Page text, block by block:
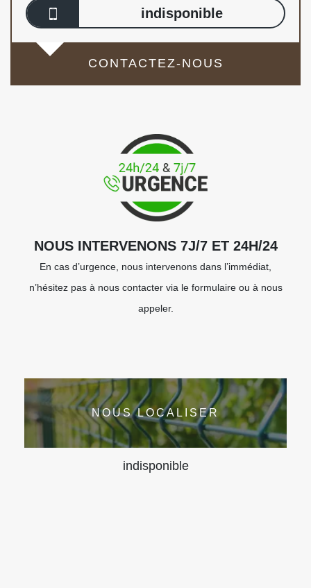
indisponible
CONTACTEZ-NOUS
NOUS INTERVENONS 7J/7 ET 24H/24
En cas d’urgence, nous intervenons dans l’immédiat,
n’hésitez pas à nous contacter via le formulaire ou à nous
appeler.
NOUS LOCALISER
indisponible